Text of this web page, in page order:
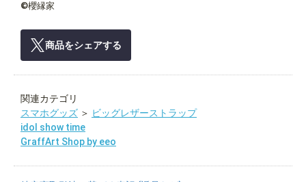
©櫻縁家
商品をシェアする
関連カテゴリ
スマホグッズ ＞ ビッグレザーストラップ
idol show time
GraffArt Shop by eeo